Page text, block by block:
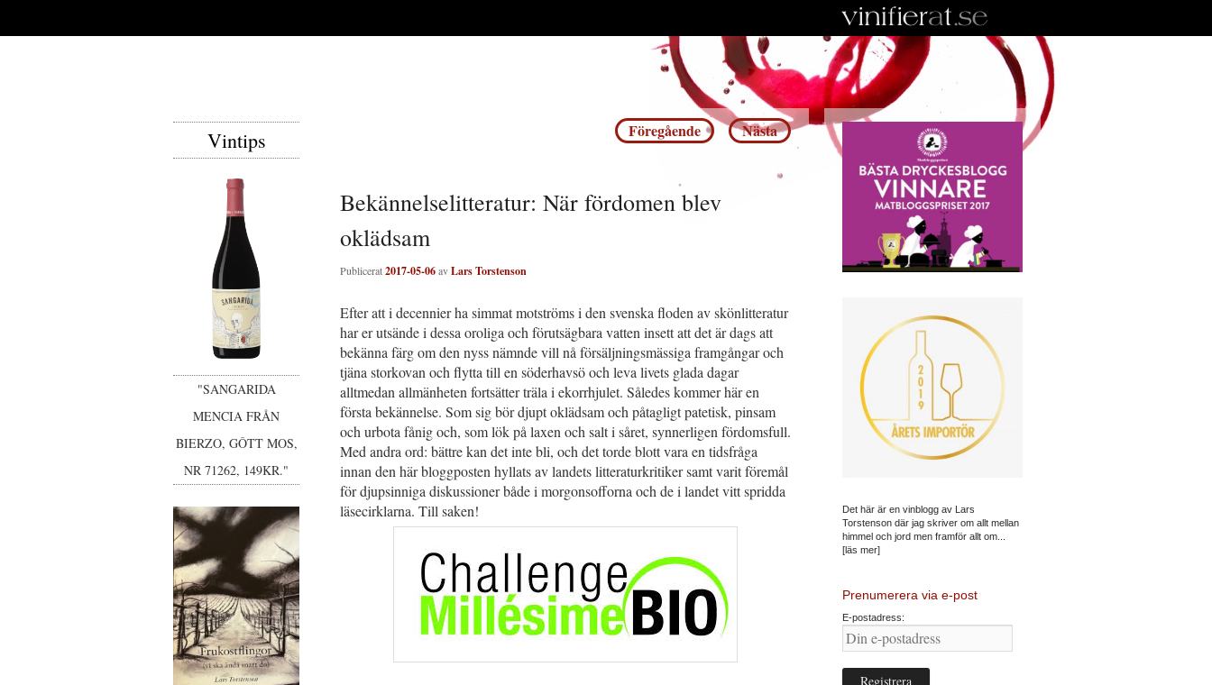
Inläggsnavigering
Föregående Nästa
Bekännelselitteratur: När fördomen blev
oklädsam
Publicerat2017-05-06avLars Torstenson
Efter att i decennier ha simmat motströms i den svenska floden av skönlitteratur
har er utsände i dessa oroliga och förutsägbara vatten insett att det är dags att
bekänna färg om den nyss nämnde vill nå försäljningsmässiga framgångar och
tjäna storkovan och flytta till en söderhavsö och leva livets glada dagar
alltmedan allmänheten fortsätter träla i ekorrhjulet. Således kommer här en
första bekännelse. Som sig bör djupt oklädsam och påtagligt patetisk, pinsam
och urbota fånig och, som lök på laxen och salt i såret, synnerligen fördomsfull.
Med andra ord: bättre kan det inte bli, och det torde blott vara en tidsfråga
innan den här bloggposten hyllats av landets litteraturkritiker samt varit föremål
för djupsinniga diskussioner både i morgonsofforna och de i landet vitt spridda
läsecirklarna. Till saken!
Det här är en vinblogg av Lars
Torstenson där jag skriver om allt mellan
himmel och jord men framför allt om...
[läs mer]
Prenumerera via e-post
E-postadress:
Vintips
"SANGARIDA
MENCIA FRÅN
BIERZO, GÔTT MOS,
NR 71262, 149KR."